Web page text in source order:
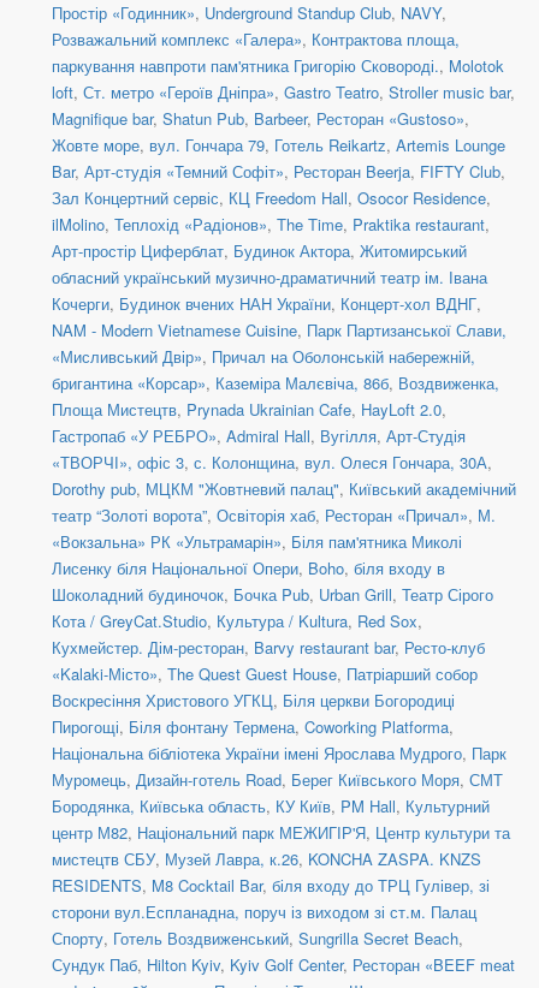
Простір «Годинник», Underground Standup Club, NAVY,
Розважальний комплекс «Галера», Контрактова площа,
паркування навпроти пам'ятника Григорію Сковороді., Molotok
loft, Ст. метро «Героїв Дніпра», Gastro Teatro, Stroller music bar,
Magnifique bar, Shatun Pub, Barbeer, Ресторан «Gustoso»,
Жовте море, вул. Гончара 79, Готель Reikartz, Artemis Lounge
Bar, Арт-студія «Темний Софіт», Ресторан Beerja, FIFTY Club,
Зал Концертний сервіс, КЦ Freedom Hall, Osocor Residence,
ilMolino, Теплохід «Радіонов», The Time, Praktika restaurant,
Арт-простір Циферблат, Будинок Актора, Житомирський
обласний український музично-драматичний театр ім. Івана
Кочерги, Будинок вчених НАН України, Концерт-хол ВДНГ,
NAM - Modern Vietnamese Cuisine, Парк Партизанської Слави,
«Мисливський Двір», Причал на Оболонській набережній,
бригантина «Корсар», Каземіра Малєвіча, 86б, Воздвиженка,
Площа Мистецтв, Prynada Ukrainian Cafe, HayLoft 2.0,
Гастропаб «У РЕБРО», Admiral Hall, Вугілля, Арт-Студія
«ТВОРЧІ», офіс 3, с. Колонщина, вул. Олеся Гончара, 30А,
Dorothy pub, МЦКМ "Жовтневий палац", Київський академічний
театр “Золоті ворота”, Освіторія хаб, Ресторан «Причал», М.
«Вокзальна» РК «Ультрамарін», Біля пам'ятника Миколі
Лисенку біля Національної Опери, Boho, біля входу в
Шоколадний будиночок, Бочка Pub, Urban Grill, Театр Сірого
Кота / GreyCat.Studio, Культура / Kultura, Red Sox,
Кухмейстер. Дім-ресторан, Barvy restaurant bar, Ресто-клуб
«Kalaki-Місто», The Quest Guest House, Патріарший собор
Воскресіння Христового УГКЦ, Біля церкви Богородиці
Пирогощі, Біля фонтану Термена, Coworking Platforma,
Національна бібліотека України імені Ярослава Мудрого, Парк
Муромець, Дизайн-готель Road, Берег Київського Моря, СМТ
Бородянка, Київська область, КУ Київ, PM Hall, Культурний
центр М82, Національний парк МЕЖИГІР'Я, Центр культури та
мистецтв СБУ, Музей Лавра, к.26, KONCHA ZASPA. KNZS
RESIDENTS, M8 Cocktail Bar, біля входу до ТРЦ Гулівер, зі
сторони вул.Еспланадна, поруч із виходом зі ст.м. Палац
Спорту, Готель Воздвиженський, Sungrilla Secret Beach,
Сундук Паб, Hilton Kyiv, Kyiv Golf Center, Ресторан «BEEF meat